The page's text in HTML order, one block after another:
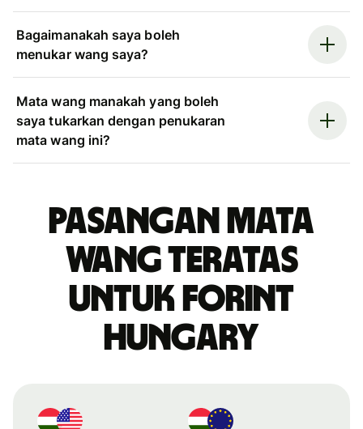
Bagaimanakah saya boleh
menukar wang saya?
Mata wang manakah yang boleh
saya tukarkan dengan penukaran
mata wang ini?
Pasangan mata
wang teratas
untuk forint
Hungary